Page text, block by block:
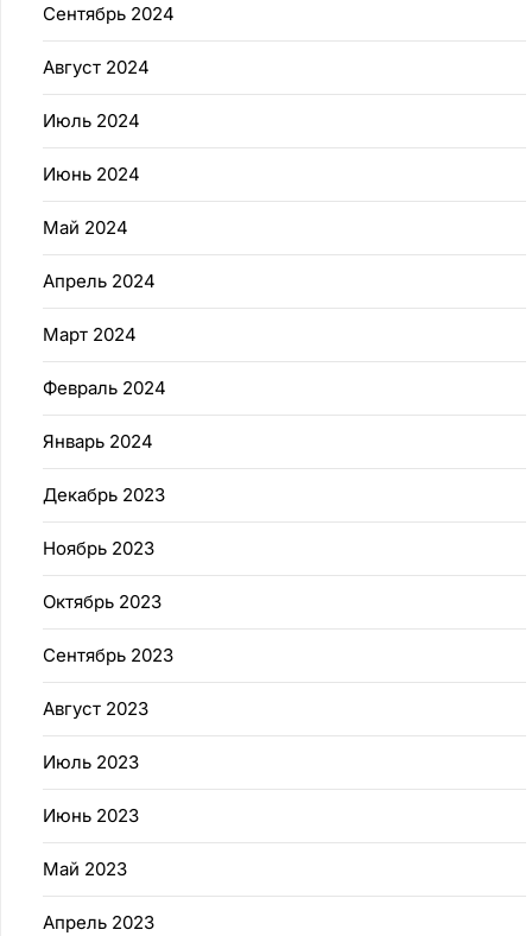
Сентябрь 2024
Август 2024
Июль 2024
Июнь 2024
Май 2024
Апрель 2024
Март 2024
Февраль 2024
Январь 2024
Декабрь 2023
Ноябрь 2023
Октябрь 2023
Сентябрь 2023
Август 2023
Июль 2023
Июнь 2023
Май 2023
Апрель 2023